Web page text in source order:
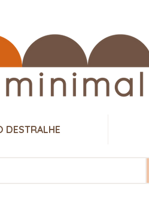
DESTRALHE